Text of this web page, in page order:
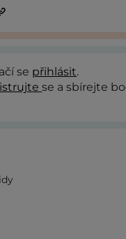
se přihlásit.
se a sbírejte